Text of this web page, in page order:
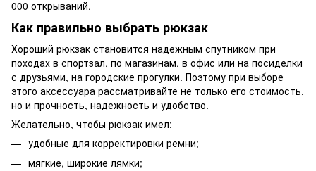
000 открываний.
Как правильно выбрать рюкзак
Хороший рюкзак становится надежным спутником при
походах в спортзал, по магазинам, в офис или на посиделки
с друзьями, на городские прогулки. Поэтому при выборе
этого аксессуара рассматривайте не только его стоимость,
но и прочность, надежность и удобство.
Желательно, чтобы рюкзак имел:
удобные для корректировки ремни;
мягкие, широкие лямки;